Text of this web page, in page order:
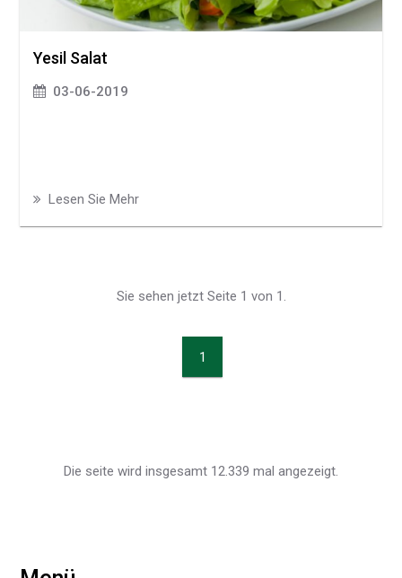
Yesil Salat
03-06-2019
Lesen Sie Mehr
Sie sehen jetzt Seite 1 von 1.
1
Die seite wird insgesamt 12.339 mal angezeigt.